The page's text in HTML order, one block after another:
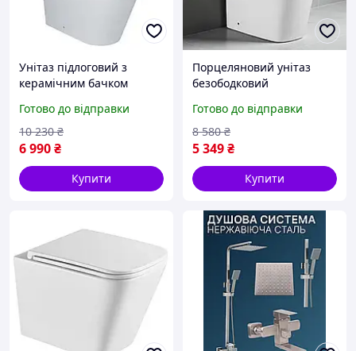
Унітаз підлоговий з
керамічним бачком
BEVEL унітаз-компакт з
антисплеском
Готово до відправки
6 990₴
10 230 ₴
Купити
Порцеляновий унітаз
безободковий
Унітаз для ванної
компактний підлоговий
Готово до відправки
5 349₴
8 580 ₴
Купити